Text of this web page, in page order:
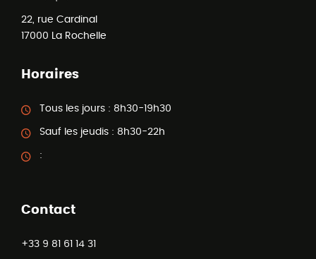
22, rue Cardinal
17000 La Rochelle
Horaires
Tous les jours : 8h30-19h30
Sauf les jeudis : 8h30-22h
:
Contact
+33 9 81 61 14 31